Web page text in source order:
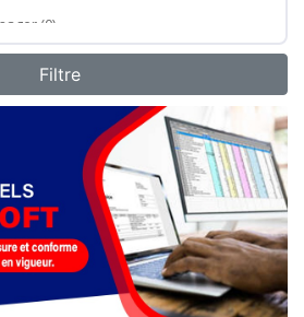
(0)
(0)